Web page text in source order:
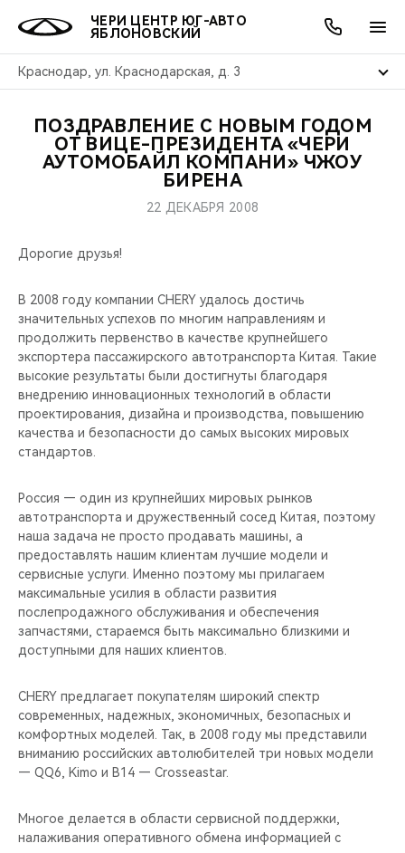
ЧЕРИ ЦЕНТР ЮГ-АВТО
ЯБЛОНОВСКИЙ
Краснодар, ул. Краснодарская, д. 3
МОДЕЛИ
НОВИНКИ
ПОКУПАТЕЛЯМ
ВЛАДЕЛЬЦАМ
CHERY CONNECT
МИР CHERY
ЛЮДИ CHERY
БЛАГОТВОРИТЕЛЬНОСТЬ
CHERY И СПОРТ
НАШИ МЕРОПРИЯТИЯ
ВИДЕООБЗОРЫ
CHERY ДЛЯ ДЕТЕЙ
АКЦИИ
ОНЛАЙН СЕРВИСЫ
О КОМПАНИИ
ПОЗДРАВЛЕНИЕ С НОВЫМ ГОДОМ
ОТ ВИЦЕ-ПРЕЗИДЕНТА «ЧЕРИ
АУТОМОБАЙЛ КОМПАНИ» ЧЖОУ
БИРЕНА
22 ДЕКАБРЯ 2008
Дорогие друзья!
В 2008 году компании CHERY удалось достичь
значительных успехов по многим направлениям и
продолжить первенство в качестве крупнейшего
экспортера пассажирского автотранспорта Китая. Такие
высокие результаты были достигнуты благодаря
внедрению инновационных технологий в области
проектирования, дизайна и производства, повышению
качества и безопасности до самых высоких мировых
стандартов.
Россия — один из крупнейших мировых рынков
автотранспорта и дружественный сосед Китая, поэтому
наша задача не просто продавать машины, а
предоставлять нашим клиентам лучшие модели и
сервисные услуги. Именно поэтому мы прилагаем
максимальные усилия в области развития
послепродажного обслуживания и обеспечения
запчастями, стараемся быть максимально близкими и
доступными для наших клиентов.
CHERY предлагает покупателям широкий спектр
современных, надежных, экономичных, безопасных и
комфортных моделей. Так, в 2008 году мы представили
вниманию российских автолюбителей три новых модели
— QQ6, Kimo и B14 — Crosseastar.
Многое делается в области сервисной поддержки,
налаживания оперативного обмена информацией с